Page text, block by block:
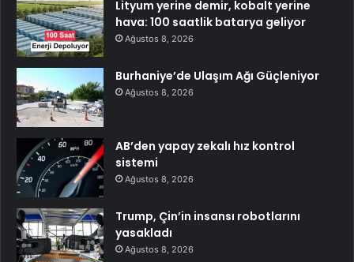
Lityum yerine demir, kobalt yerine
hava: 100 saatlik batarya geliyor
Ağustos 8, 2026
Burhaniye’de Ulaşım Ağı Güçleniyor
Ağustos 8, 2026
AB’den yapay zekalı hız kontrol
sistemi
Ağustos 8, 2026
Trump, Çin’in insansı robotlarını
yasakladı
Ağustos 8, 2026